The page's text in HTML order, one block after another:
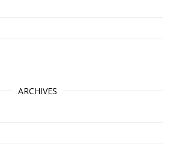
ARCHIVES